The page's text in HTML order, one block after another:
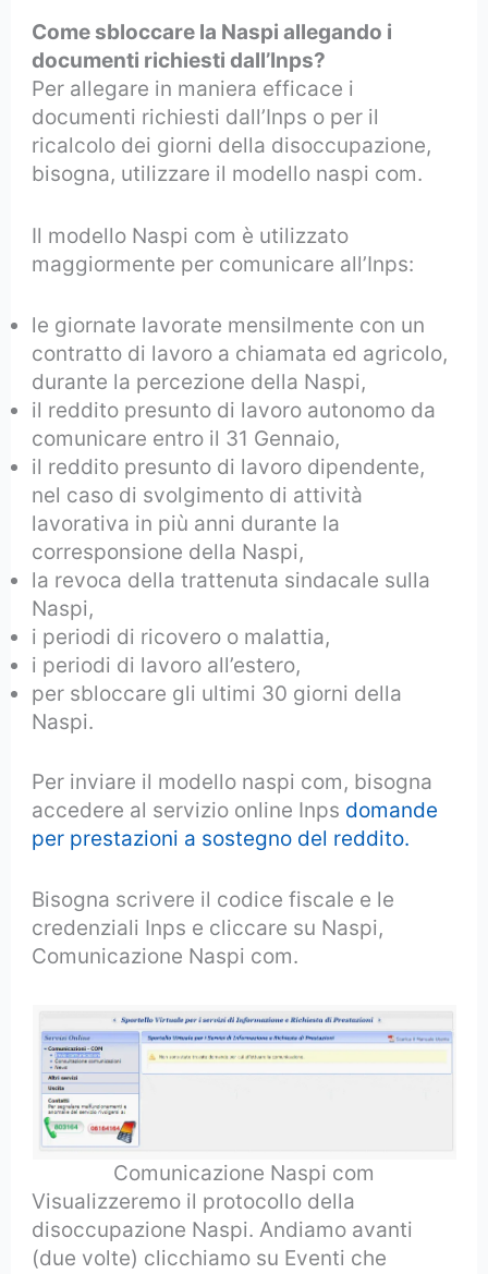
Come sbloccare la Naspi allegando i
documenti richiesti dall’Inps?
Per allegare in maniera efficace i
documenti richiesti dall’Inps o per il
ricalcolo dei giorni della disoccupazione,
bisogna, utilizzare il modello naspi com.
Il modello Naspi com è utilizzato
maggiormente per comunicare all’Inps:
le giornate lavorate mensilmente con un
contratto di lavoro a chiamata ed agricolo,
durante la percezione della Naspi,
il reddito presunto di lavoro autonomo da
comunicare entro il 31 Gennaio,
il reddito presunto di lavoro dipendente,
nel caso di svolgimento di attività
lavorativa in più anni durante la
corresponsione della Naspi,
la revoca della trattenuta sindacale sulla
Naspi,
i periodi di ricovero o malattia,
i periodi di lavoro all’estero,
per sbloccare gli ultimi 30 giorni della
Naspi.
Per inviare il modello naspi com, bisogna
accedere al servizio online Inps domande
per prestazioni a sostegno del reddito.
Bisogna scrivere il codice fiscale e le
credenziali Inps e cliccare su Naspi,
Comunicazione Naspi com.
Comunicazione Naspi com
Visualizzeremo il protocollo della
disoccupazione Naspi. Andiamo avanti
(due volte) clicchiamo su Eventi che